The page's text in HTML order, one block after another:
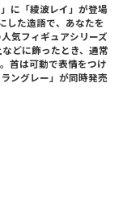
に「綾波レイ」が登場
した造語で、あなたを
気フィギュアシリーズ
どに飾ったとき、通常
首は可動で表情をつけ
ングレー」が同時発売